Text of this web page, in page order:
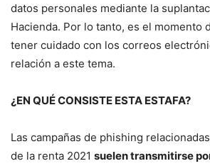
datos personales mediante la
Hacienda. Por lo tanto, es el momento
tener cuidado con los correos
relación a este tema.
¿EN QUÉ CONSISTE ESTA ESTAFA?
Las campañas de phishing
de la renta 2021 suelen transmitirse